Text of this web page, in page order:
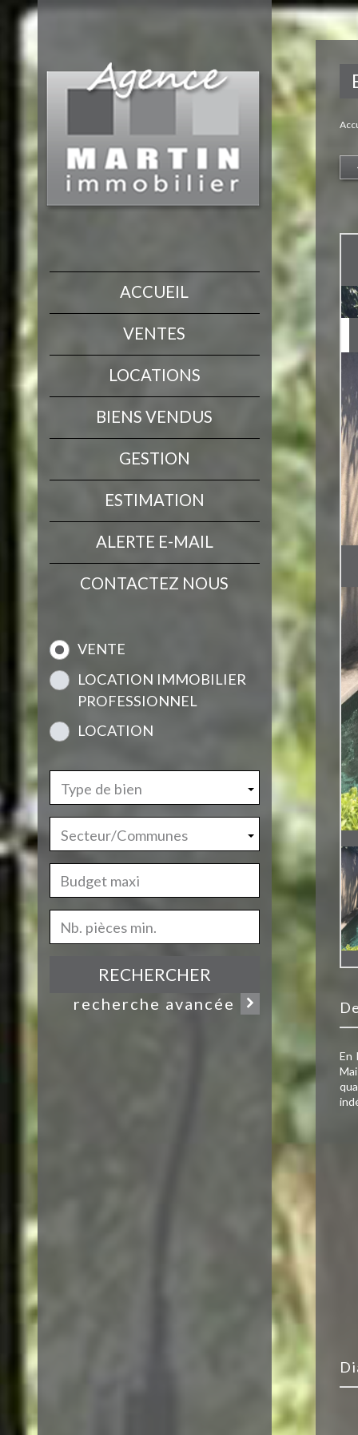
ACCUEIL
VENTES
LOCATIONS
BIENS VENDUS
GESTION
ESTIMATION
ALERTE E-MAIL
CONTACTEZ NOUS
VENTE
LOCATION IMMOBILIER
PROFESSIONNEL
LOCATION
Type de bien
Secteur/Communes
RECHERCHER
recherche avancée
En